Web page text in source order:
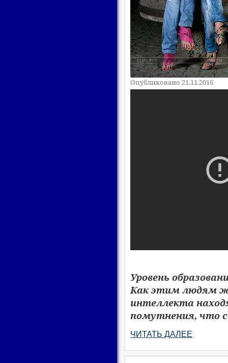
Опубликовано 21.11.2016
Уровень
Как этим людям
интеллекта
помутнения, что
ЧИТАТЬ ДАЛЕЕ